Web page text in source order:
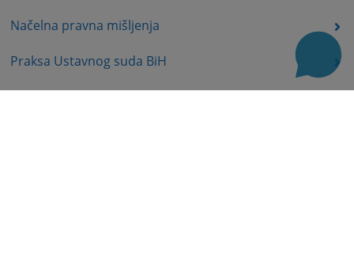
Načelna pravna mišljenja
Praksa Ustavnog suda BiH
Dodatne informacije o sudskoj praksi